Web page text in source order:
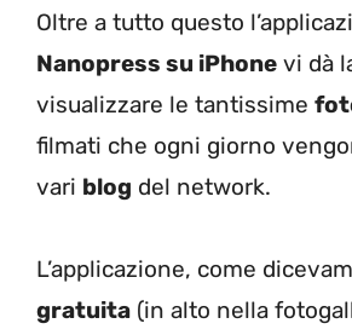
Oltre a tutto questo
Nanopress su iPhone vi dà
visualizzare le tantissime
filmati che ogni giorno
vari blog del network.
L’applicazione, come
gratuita (in alto nella